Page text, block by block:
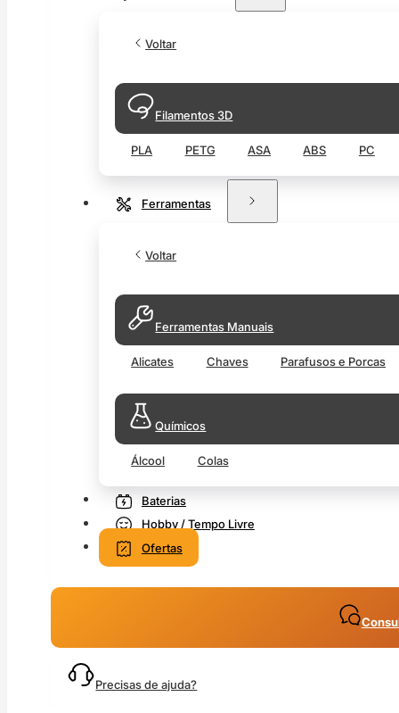
Voltar
Filamentos 3D
PLA PETG ASA ABS PC
Ferramentas
Voltar
Ferramentas Manuais
Alicates Chaves Parafusos e Porcas
Químicos
Álcool Colas
Baterias
Hobby / Tempo Livre
Ofertas
Precisas de ajuda?